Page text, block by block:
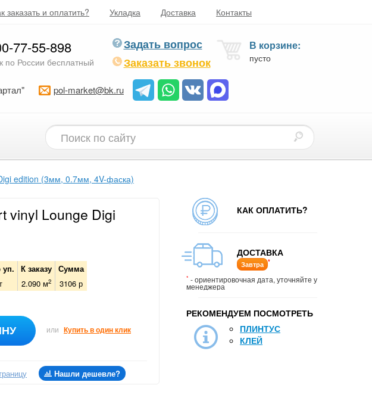
заказать и оплатить? Укладка Доставка Контакты
77-55-898
по России бесплатный
Задать вопрос
Заказать звонок
В корзине:
пусто
pol-market@bk.ru
edition (3мм, 0.7мм, 4V-фаска)
vinyl Lounge Digi
уп. К заказу Сумма
2.090 м2 3106 р
или Купить в один клик
Нашли дешевле?
КАК ОПЛАТИТЬ?
ДОСТАВКА
Завтра *
* - ориентировочная дата, уточняйте у
менеджера
РЕКОМЕНДУЕМ ПОСМОТРЕТЬ
ПЛИНТУС
КЛЕЙ